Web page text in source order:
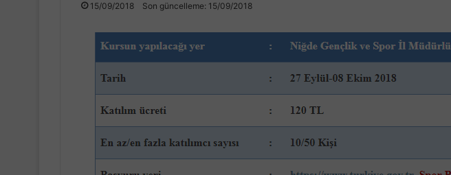
15/09/2018 Son güncelleme: 15/09/2018